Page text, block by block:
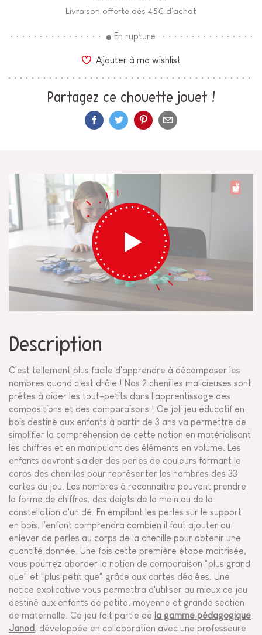
Livraison offerte dès 45€ d'achat
En rupture
Ajouter à ma wishlist
Partagez ce chouette jouet !
Description
C'est tellement plus facile d'apprendre à décomposer les
nombres quand c'est drôle ! Nos 2 chenilles malicieuses sont
prêtes à aider les tout-petits dans l'apprentissage des
compositions et des comparaisons ! Ce joli jeu éducatif en
bois destiné aux enfants à partir de 3 ans va permettre de
simplifier la compréhension de cette notion en matérialisant
les chiffres et en manipulant des éléments en volume. Les
enfants devront s'aider des perles de couleurs formant le
corps des chenilles pour représenter les nombres des 33
cartes du jeu. Les nombres à reconnaitre peuvent prendre
la forme de chiffres, des doigts de la main ou de la
constellation d'un dé. En empilant les perles sur le support
en bois, l'enfant comprendra combien il faut ajouter ou
enlever de perles au corps de la chenille pour obtenir une
quantité donnée. Une fois cette première étape maitrisée,
vous pourrez aborder la notion de comparaison "plus grand
que" et "plus petit que" grâce aux cartes dédiées. Une
notice explicative vous permettra d'utiliser au mieux ce jeu
destiné aux enfants de petite, moyenne et grande section
de maternelle. Ce jeu fait partie de la gamme pédagogique
Janod, développée en collaboration avec une professeure